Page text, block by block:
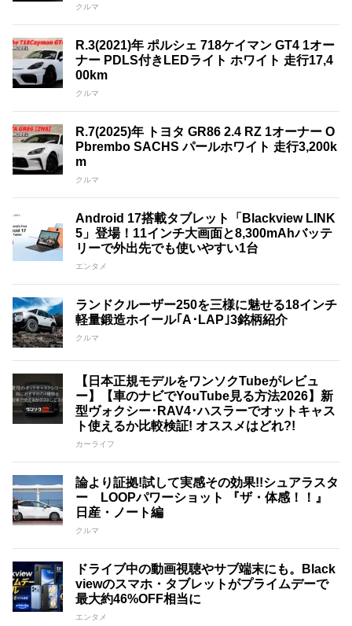
クルマ
R.3(2021)年 ポルシェ 718ケイマン GT4 1オー
ナー PDLS付きLEDライト ホワイト 走行17,4
00km
クルマ
R.7(2025)年 トヨタ GR86 2.4 RZ 1オーナー O
Pbrembo SACHS パールホワイト 走行3,200k
m
クルマ
Android 17搭載タブレット「Blackview LINK
5」登場！11インチ大画面と8,300mAhバッテ
リーで外出先でも使いやすい1台
エンタメ
ランドクルーザー250を三様に魅せる18インチ
軽量鍛造ホイール｢A･LAP｣3銘柄紹介
クルマ
【日本正規モデルをワンソクTubeがレビュ
ー】【車のナビでYouTube見る方法2026】新
型ヴォクシー･RAV4･ハスラーでオットキャス
ト使えるか比較検証! オススメはどれ?!
カーライフ
論より証拠!試して実感その効果!!シュアラスタ
ー LOOPパワーショット 『ザ・体感！！』
日産・ノート編
クルマ
ドライブ中の動画視聴やサブ端末にも。Black
viewのスマホ・タブレットがプライムデーで
最大約46%OFF相当に
エンタメ